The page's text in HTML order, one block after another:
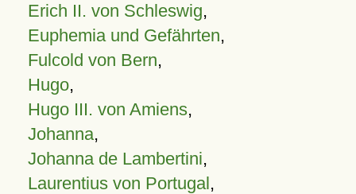
Erich II. von Schleswig,
Euphemia und Gefährten,
Fulcold von Bern,
Hugo,
Hugo III. von Amiens,
Johanna,
Johanna de Lambertini,
Laurentius von Portugal,